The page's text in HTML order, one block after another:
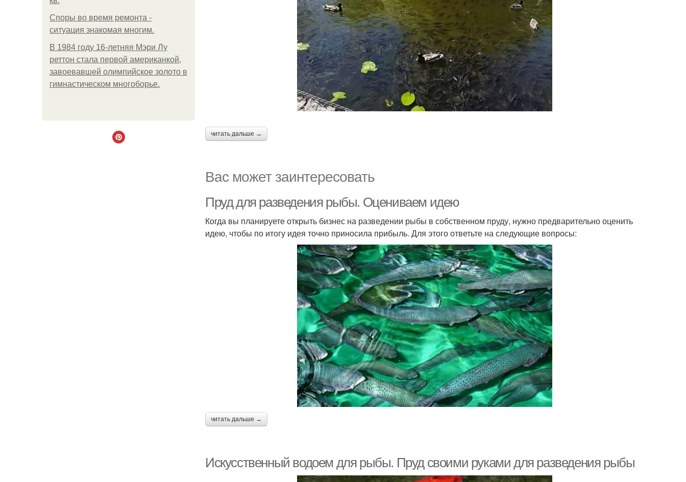
Споры во время ремонта -
ситуация знакомая многим.
В 1984 году 16-летняя Мэри Лу
реттон стала первой американкой,
завоевавшей олимпийское золото в
гимнастическом многоборье.
читать дальше →
Вас может заинтересовать
Пруд для разведения рыбы. Оцениваем идею
Когда вы планируете открыть бизнес на разведении рыбы в собственном пруду, нужно предварительно оценить
идею, чтобы по итогу идея точно приносила прибыль. Для этого ответьте на следующие вопросы:
читать дальше →
Искусственный водоем для рыбы. Пруд своими руками для разведения рыбы